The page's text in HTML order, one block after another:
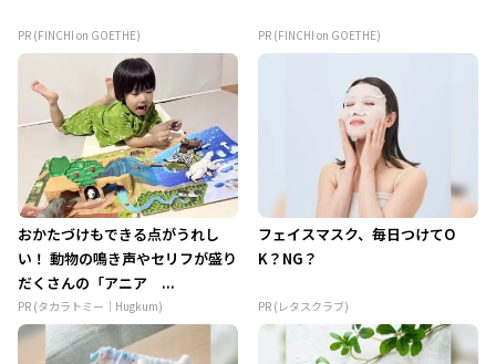
PR (FINCHI on GOETHE) PR (FINCHI on GOETHE)
おかたづけもできる点がうれし
い！ 動物の鳴き声やセリフが盛り
だくさんの「アニア ...
PR (タカラトミー｜Hugkum)
フェイスマスク、毎日つけてO
K？NG？
PR (レタスクラブ)